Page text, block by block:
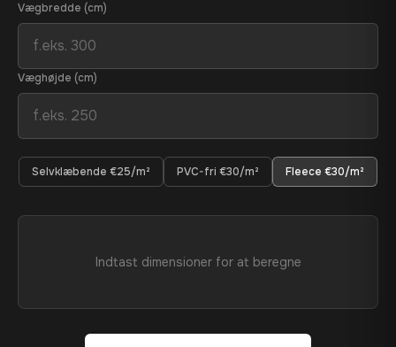
Vægbredde (cm)
Væghøjde (cm)
Selvklæbende €25/m² PVC-fri €30/m² Fleece €30/m²
Indtast dimensioner for at beregne